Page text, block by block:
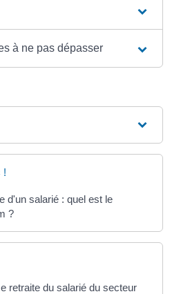
à ne pas dépasser
!
d'un salarié : quel est le
?
retraite du salarié du secteur